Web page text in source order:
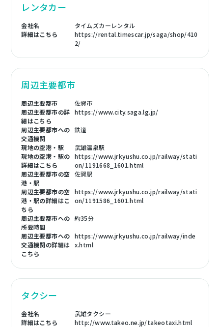
レンタカー
会社名
タイムズカーレンタル
詳細はこちら
https://rental.timescar.jp/saga/shop/410
2/
周辺主要都市
周辺主要都市
佐賀市
周辺主要都市の詳
細はこちら
https://www.city.saga.lg.jp/
周辺主要都市への
交通機関
鉄道
現地の空港・駅
武雄温泉駅
現地の空港・駅の
詳細はこちら
https://www.jrkyushu.co.jp/railway/stati
on/1191668_1601.html
周辺主要都市の空
港・駅
佐賀駅
周辺主要都市の空
港・駅の詳細はこ
ちら
https://www.jrkyushu.co.jp/railway/stati
on/1191586_1601.html
周辺主要都市への
所要時間
約35分
周辺主要都市への
交通機関の詳細は
こちら
https://www.jrkyushu.co.jp/railway/inde
x.html
タクシー
会社名
武雄タクシー
詳細はこちら
http://www.takeo.ne.jp/takeotaxi.html